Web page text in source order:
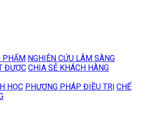
PHẨM NGHIÊN CỨU LÂM SÀNG
ĐƯỢC CHIA SẺ KHÁCH HÀNG
HỌC PHƯƠNG PHÁP ĐIỀU TRỊ CHẾ